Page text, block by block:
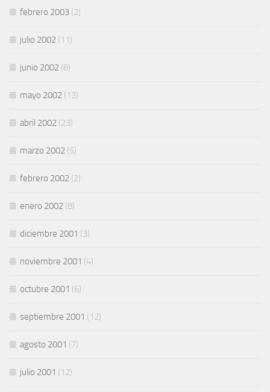
febrero 2003 (2)
julio 2002 (11)
junio 2002 (8)
mayo 2002 (13)
abril 2002 (23)
marzo 2002 (5)
febrero 2002 (2)
enero 2002 (8)
diciembre 2001 (3)
noviembre 2001 (4)
octubre 2001 (6)
septiembre 2001 (12)
agosto 2001 (7)
julio 2001 (12)